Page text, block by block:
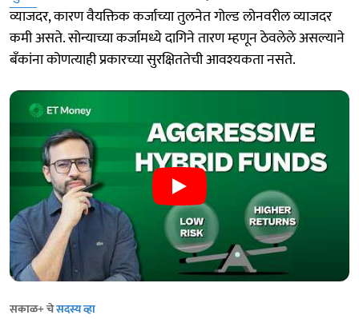
व्याजदर, कारण वैयक्तिक कर्जाच्या तुलनेत गोल्ड लोनवरील व्याजदर
कमी असते. सोन्याच्या कर्जामध्ये दागिने तारण म्हणून ठेवलेले असल्याने
बँकांना कोणत्याही प्रकारच्या सुरक्षिततेची आवश्यकता नसते.
सकाळ+ चेसदस्य व्हा